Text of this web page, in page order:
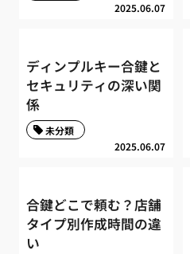
2025.06.07
ディンプルキー合鍵と
セキュリティの深い関
係
2025.06.07
未分類
合鍵どこで頼む？店舗
タイプ別作成時間の違
い